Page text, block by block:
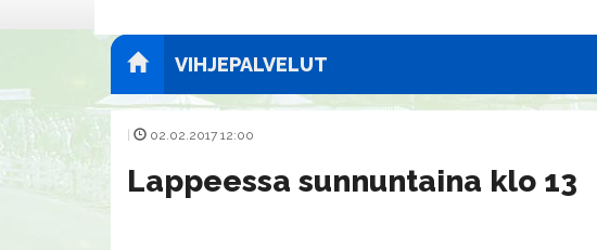
VIHJEPALVELUT
02.02.2017 12:00
Lappeessa sunnuntaina klo 13